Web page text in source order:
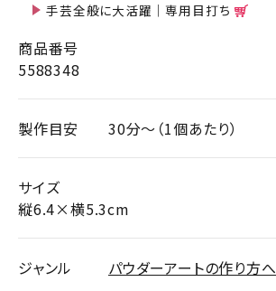
手芸全般に大活躍｜専用目打ち
商品番号
5588348
製作目安 30分～（1個あたり）
サイズ
縦6.4×横5.3cm
ジャンル パウダーアートの作り方へ